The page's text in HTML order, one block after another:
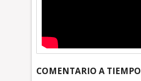
COMENTARIO A TIEMPO